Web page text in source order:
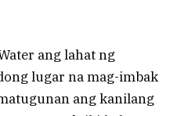
ang lahat ng
lugar na mag-imbak
ang kanilang